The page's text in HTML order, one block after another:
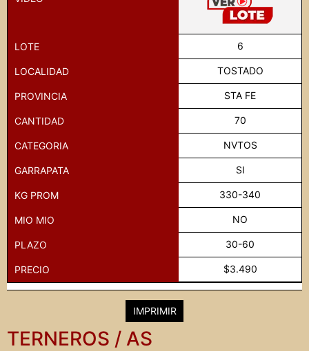
LOTE 6
LOCALIDAD TOSTADO
PROVINCIA STA FE
CANTIDAD 70
CATEGORIA NVTOS
GARRAPATA SI
KG PROM 330-340
MIO MIO NO
PLAZO 30-60
PRECIO $3.490
IMPRIMIR
TERNEROS / AS